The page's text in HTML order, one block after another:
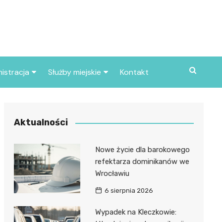
miasta
Służby miejskie
Policja
Kontakt
Aktualności
Nowe życie dla barokowego
refektarza dominikanów we
Wrocławiu
6 sierpnia 2026
Wypadek na Kleczkowie: